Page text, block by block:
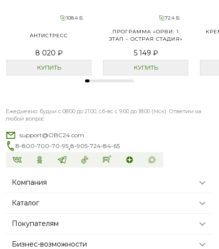
108.4 Б.
АНТИСТРЕСС
8 020 ₽
КУПИТЬ
72.4 Б.
ПРОГРАММА «ОРВИ: 1
ЭТАП – ОСТРАЯ СТАДИЯ»
5 149 ₽
КУПИТЬ
Ежедневно: будни с 08:00 до 21:00, сб-вс с 9:00 до 18:00 (Мск). Ответим на
любой вопрос
support@OBC24.com
8-800-700-70-95,8-905-724-84-65
Компания
Каталог
Покупателям
Бизнес-возможности